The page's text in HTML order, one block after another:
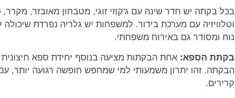
בכל בקתה יש חדר שינה עם ג'קוזי זוגי, מטבחון מאובזר,
וטלוויזיה עם מערכת בידור. למשפחות יש גלריה נפרדת
נוח ומסודר גם באירוח משפחתי.
בקתת הספא: אחת הבקתות מציעה בנוסף יחידת ספא חיצונית
הבקתה. זהו יתרון משמעותי למי שמחפש חופשה רגועה יותר,
קרירים.